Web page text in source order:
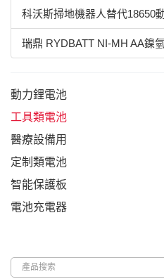
科沃斯掃地機器人替代18650
瑞鼎 RYDBATT NI-MH AA鎳
動力鋰電池
工具類電池
醫療設備用
定制類電池
智能保護板
電池充電器